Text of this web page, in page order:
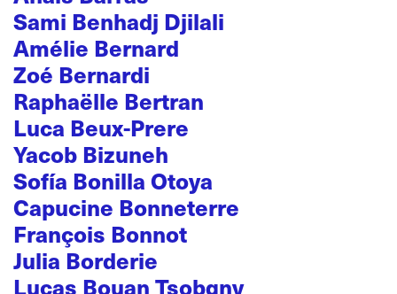
Sami Benhadj Djilali
Amélie Bernard
Zoé Bernardi
Raphaëlle Bertran
Luca Beux-Prere
Yacob Bizuneh
Sofía Bonilla Otoya
Capucine Bonneterre
François Bonnot
Julia Borderie
Lucas Bouan Tsobgny